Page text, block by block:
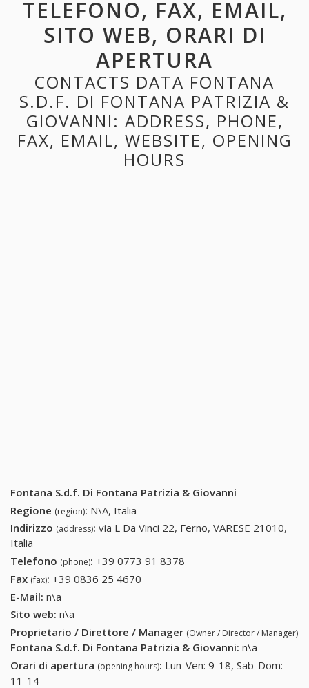
TELEFONO, FAX, EMAIL,
SITO WEB, ORARI DI
APERTURA
CONTACTS DATA FONTANA
S.D.F. DI FONTANA PATRIZIA &
GIOVANNI: ADDRESS, PHONE,
FAX, EMAIL, WEBSITE, OPENING
HOURS
Fontana S.d.f. Di Fontana Patrizia & Giovanni
Regione (region): N\A, Italia
Indirizzo (address): via L Da Vinci 22, Ferno, VARESE 21010,
Italia
Telefono (phone): +39 0773 91 8378
Fax (fax): +39 0836 25 4670
E-Mail: n\a
Sito web: n\a
Proprietario / Direttore / Manager (Owner / Director / Manager)
Fontana S.d.f. Di Fontana Patrizia & Giovanni: n\a
Orari di apertura (opening hours): Lun-Ven: 9-18, Sab-Dom:
11-14